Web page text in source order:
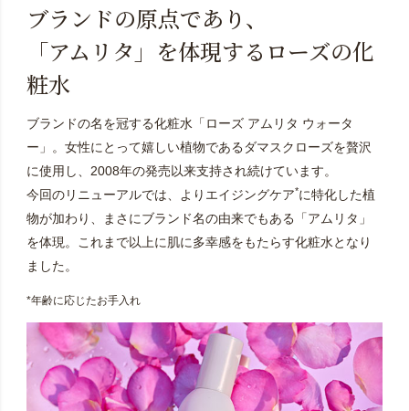
ブランドの原点であり、
「アムリタ」を体現するローズの化
粧水
ブランドの名を冠する化粧水「ローズ アムリタ ウォータ
ー」。女性にとって嬉しい植物であるダマスクローズを贅沢
に使用し、2008年の発売以来支持され続けています。
今回のリニューアルでは、よりエイジングケア*に特化した植
物が加わり、まさにブランド名の由来でもある「アムリタ」
を体現。これまで以上に肌に多幸感をもたらす化粧水となり
ました。
*年齢に応じたお手入れ